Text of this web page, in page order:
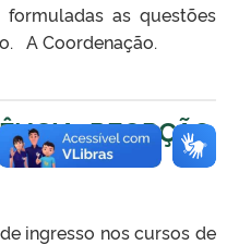
as questões
A Coordenação.
REOPÇÃO
ingresso nos cursos de